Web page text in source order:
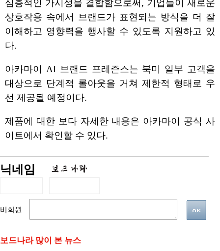
심층적인 가시성을 결합함으로써, 기업들이 새로운
상호작용 속에서 브랜드가 표현되는 방식을 더 잘
이해하고 영향력을 행사할 수 있도록 지원하고 있
다.
아카마이 AI 브랜드 프레즌스는 북미 일부 고객을
대상으로 단계적 롤아웃을 거쳐 제한적 형태로 우
선 제공될 예정이다.
제품에 대한 보다 자세한 내용은 아카마이 공식 사
이트에서 확인할 수 있다.
닉네임
비회원
보드나라 많이 본 뉴스